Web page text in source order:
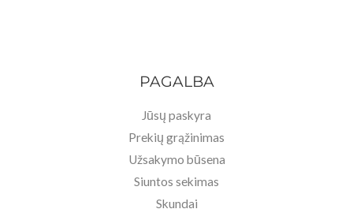
PAGALBA
Jūsų paskyra
Prekių grąžinimas
Užsakymo būsena
Siuntos sekimas
Skundai